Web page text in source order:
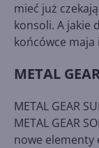
mieć już
konsoli. A jakie
końcówce maja
METAL
METAL GEAR
METAL GEAR
nowe elementy